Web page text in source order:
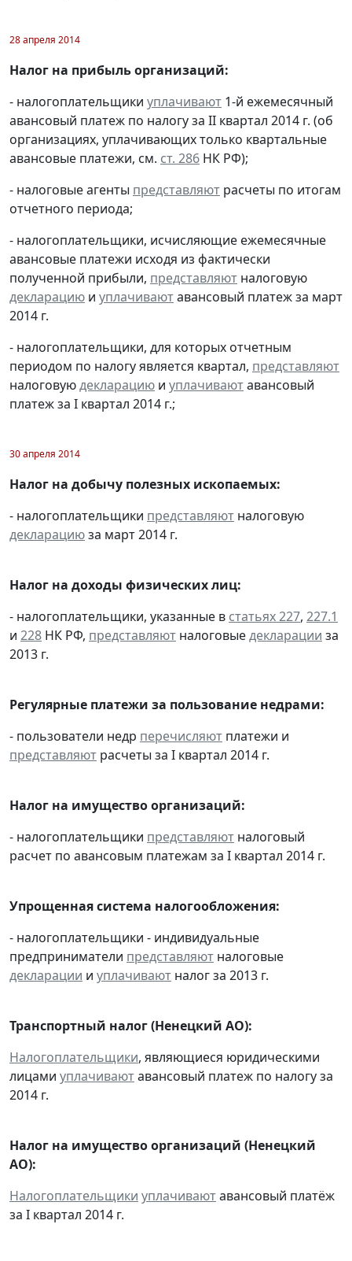
28 апреля 2014
Налог на прибыль организаций:
- налогоплательщики уплачивают 1-й ежемесячный
авансовый платеж по налогу за II квартал 2014 г. (об
организациях, уплачивающих только квартальные
авансовые платежи, см. ст. 286 НК РФ);
- налоговые агенты представляют расчеты по итогам
отчетного периода;
- налогоплательщики, исчисляющие ежемесячные
авансовые платежи исходя из фактически
полученной прибыли, представляют налоговую
декларацию и уплачиваютавансовый платеж за март
2014 г.
- налогоплательщики, для которых отчетным
периодом по налогу является квартал, представляют
налоговуюдекларацию и уплачиваютавансовый
платеж за I квартал 2014 г.;
30 апреля 2014
Налог на добычу полезных ископаемых:
- налогоплательщики представляют налоговую
декларациюза март 2014 г.
Налог на доходы физических лиц:
- налогоплательщики, указанные в статьях 227, 227.1
и 228 НК РФ, представляют налоговыедекларации за
2013 г.
Регулярные платежи за пользование недрами:
- пользователи недр перечисляют платежи и
представляют расчеты за I квартал 2014 г.
Налог на имущество организаций:
- налогоплательщики представляют налоговый
расчет по авансовым платежам за I квартал 2014 г.
Упрощенная система налогообложения:
- налогоплательщики - индивидуальные
предприниматели представляют налоговые
декларации и уплачивают налог за 2013 г.
Транспортный налог (Ненецкий АО):
Налогоплательщики, являющиеся юридическими
лицами уплачиваютавансовый платеж по налогу за
2014 г.
Налог на имущество организаций (Ненецкий
АО):
Налогоплательщики уплачиваютавансовый платёж
за I квартал 2014 г.